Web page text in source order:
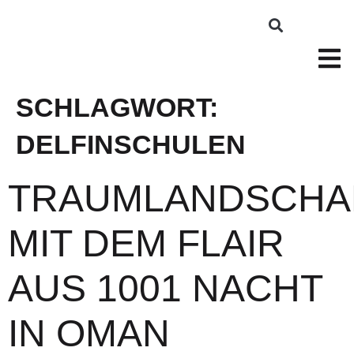
SCHLAGWORT:
DELFINSCHULEN
MIT DEM FLAIR
AUS 1001 NACHT
IN OMAN